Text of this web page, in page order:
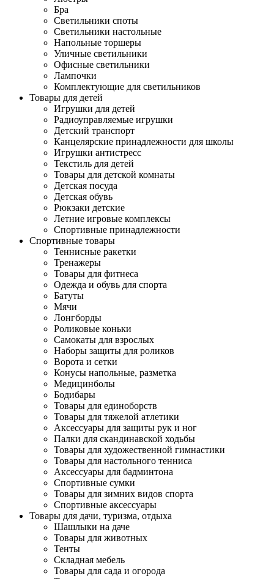
Бра
Светильники споты
Светильники настольные
Напольные торшеры
Уличные светильники
Офисные светильники
Лампочки
Комплектующие для светильников
Товары для детей
Игрушки для детей
Радиоуправляемые игрушки
Детский транспорт
Канцелярские принадлежности для школы
Игрушки антистресс
Текстиль для детей
Товары для детской комнаты
Детская посуда
Детская обувь
Рюкзаки детские
Летние игровые комплексы
Спортивные принадлежности
Спортивные товары
Теннисные ракетки
Тренажеры
Товары для фитнеса
Одежда и обувь для спорта
Батуты
Мячи
Лонгборды
Роликовые коньки
Самокаты для взрослых
Наборы защиты для роликов
Ворота и сетки
Конусы напольные, разметка
Медицинболы
Бодибары
Товары для единоборств
Товары для тяжелой атлетики
Аксессуары для защиты рук и ног
Палки для скандинавской ходьбы
Товары для художественной гимнастики
Товары для настольного тенниса
Аксессуары для бадминтона
Спортивные сумки
Товары для зимних видов спорта
Спортивные аксессуары
Товары для дачи, туризма, отдыха
Шашлыки на даче
Товары для животных
Тенты
Складная мебель
Товары для сада и огорода